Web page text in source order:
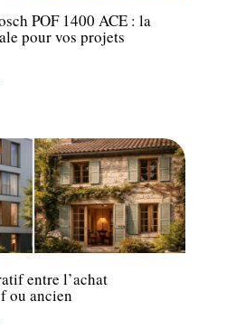
POF 1400 ACE : la
pour vos projets
entre l’achat
ou ancien